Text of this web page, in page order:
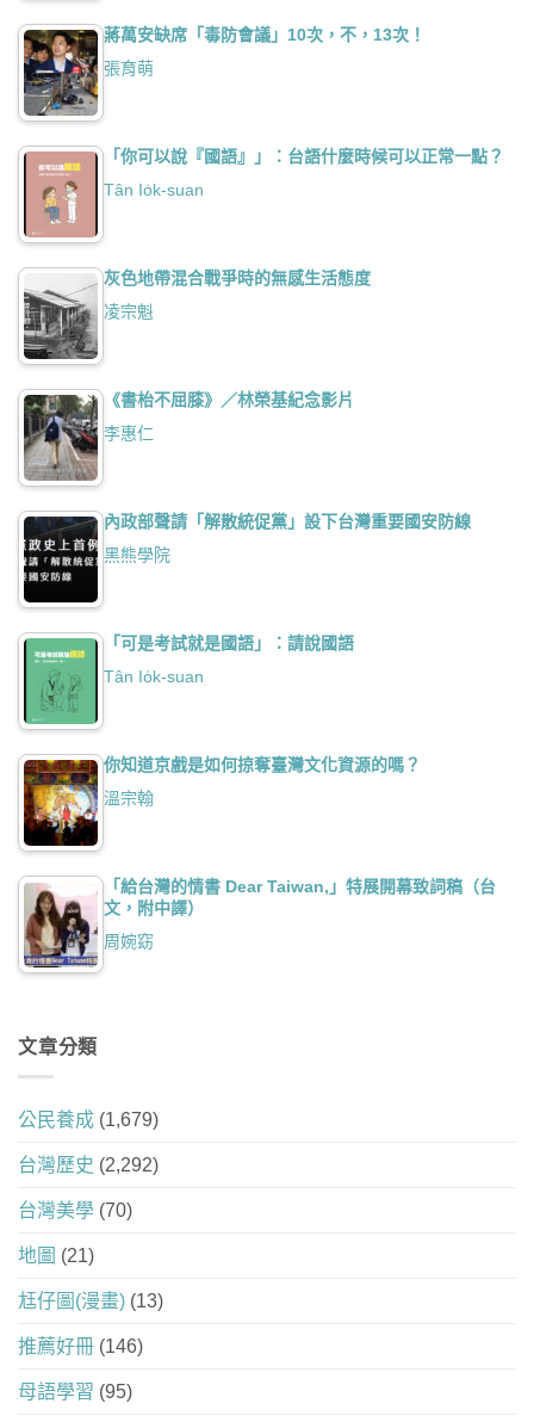
蔣萬安缺席「毒防會議」10次，不，13次！
張育萌
「你可以說『國語』」：台語什麼時候可以正常一點？
Tân Io̍k-suan
灰色地帶混合戰爭時的無感生活態度
凌宗魁
《書枱不屈膝》／林榮基紀念影片
李惠仁
內政部聲請「解散統促黨」設下台灣重要國安防線
黑熊學院
「可是考試就是國語」：請說國語
Tân Io̍k-suan
你知道京戲是如何掠奪臺灣文化資源的嗎？
溫宗翰
「給台灣的情書 Dear Taiwan,」特展開幕致詞稿（台
文，附中譯）
周婉窈
文章分類
公民養成 (1,679)
台灣歷史 (2,292)
台灣美學 (70)
地圖 (21)
尪仔圖(漫畫) (13)
推薦好冊 (146)
母語學習 (95)